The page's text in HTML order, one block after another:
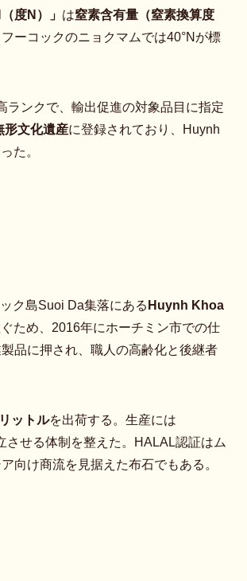
（度N）」 は窒素含有量（窒素換算度
ーコックのニョクマムでは40°Nが標
ランクで、輸出促進の対象品目に指定
形文化遺産に登録されており、Huynh
た。
ク島Suoi Da集落にある Huynh Khoa
ため、2016年にホーチミン市での仕
品に押され、職人の高齢化と後継者
ットルを出荷する。生産には
せる体制を整えた。HALAL認証はム
向け商流を見据えた布石でもある。